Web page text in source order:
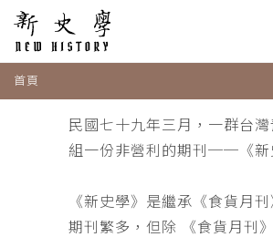
首頁
民國七十九年三月，一群台
組一份非營利的期刊──《新
《新史學》是繼承《食貨月
期刊繁多，但除 《食貨月刊